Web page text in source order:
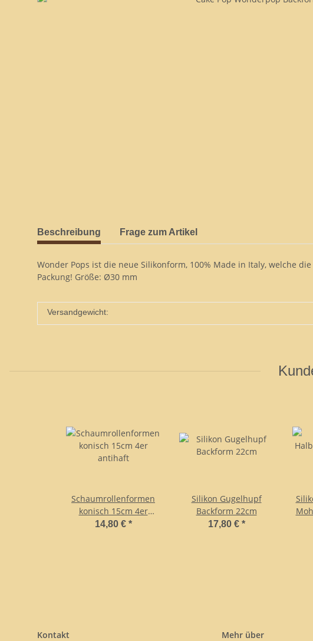
Beschreibung Frage zum Artikel
Wonder Pops ist die neue Silikonform, 100% Made in Italy, welche
Packung! Größe: Ø30 mm
Versandgewicht:
Schaumrollenformen
konisch 15cm 4er
antihaft
14,80 € *
Silikon Gugelhupf
Backform 22cm
17,80 € *
Kontakt Mehr über